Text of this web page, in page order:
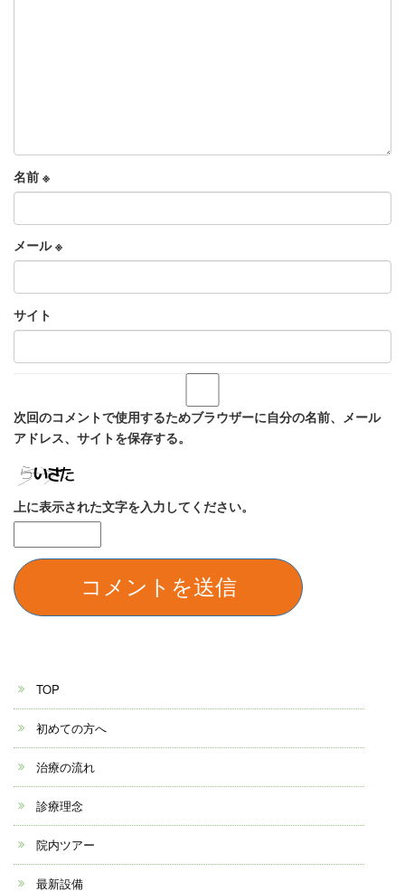
名前 ※
メール※
サイト
次回のコメントで使用するためブラウザーに自分の名前、メール
アドレス、サイトを保存する。
上に表示された文字を入力してください。
TOP
初めての方へ
治療の流れ
診療理念
院内ツアー
最新設備